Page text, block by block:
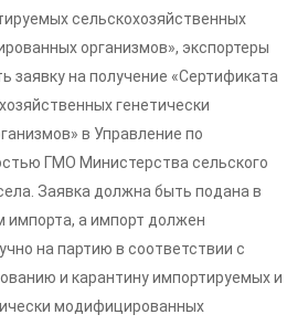
сельскохозяйственных
организмов», экспортеры
заявку на получение «Сертификата
генетически
в Управление по
ГМО Министерства сельского
Заявка должна быть подана в
импорта, а импорт должен
на партию в соответствии с
и карантину импортируемых и
модифицированных